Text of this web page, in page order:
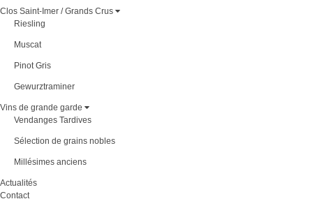
Clos Saint-Imer / Grands Crus
Riesling
Muscat
Pinot Gris
Gewurztraminer
Vins de grande garde
Vendanges Tardives
Sélection de grains nobles
Millésimes anciens
Actualités
Contact